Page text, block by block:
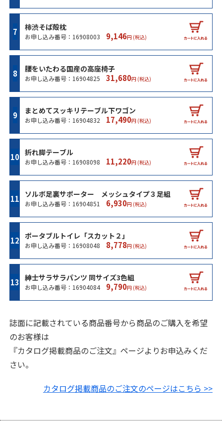
柿渋そば殻枕
お申し込み番号：16908003 9,146円 (税込)
腰をいたわる国産の高座椅子
お申し込み番号：1690482531,680円 (税込)
まとめてスッキリテーブル下ワゴン
お申し込み番号：16904832 17,490円 (税込)
折れ脚テーブル
お申し込み番号：16908098 11,220円 (税込)
ソルボ足裏サポーター メッシュタイプ３足組
お申し込み番号：16904851 6,930円 (税込)
ポータブルトイレ「スカット２」
お申し込み番号：16908048 8,778円 (税込)
紳士サラサラパンツ 同サイズ3色組
お申し込み番号：16904084 9,790円 (税込)
誌面に記載されている商品番号から商品のご購入を希望
のお客様は
『カタログ掲載商品のご注文』ページよりお申込みくだ
さい。
カタログ掲載商品のご注文のページはこちら >>